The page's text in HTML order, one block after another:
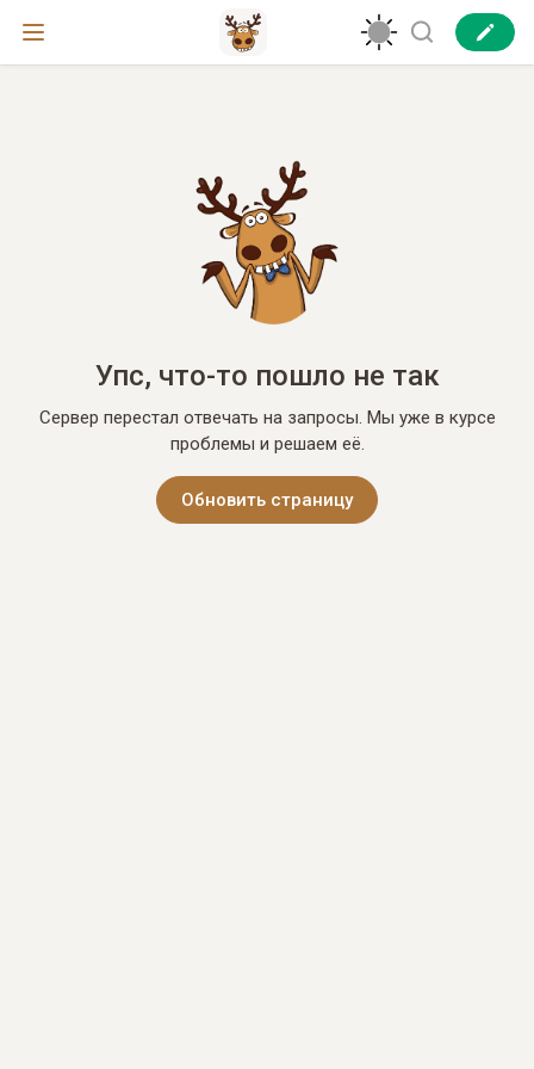
Упс, что-то пошло не так
Сервер перестал отвечать на запросы. Мы уже в курсе
проблемы и решаем её.
Обновить страницу